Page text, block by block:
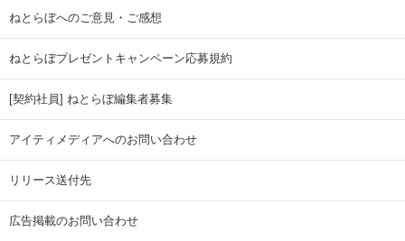
ねとらぼへのご意見・ご感想
ねとらぼプレゼントキャンペーン応募規約
[契約社員] ねとらぼ編集者募集
アイティメディアへのお問い合わせ
リリース送付先
広告掲載のお問い合わせ